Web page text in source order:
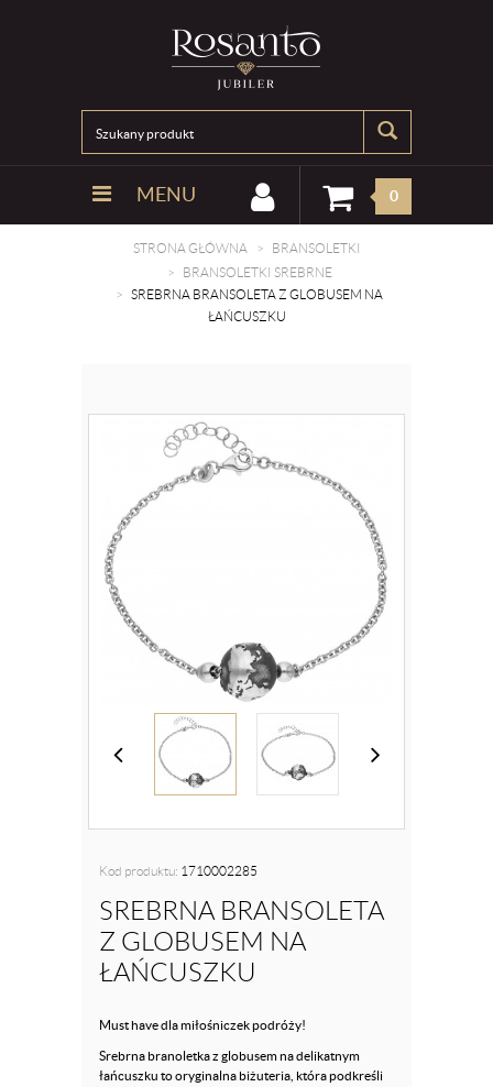
MENU 0
STRONA GŁÓWNA
BRANSOLETKI
BRANSOLETKI SREBRNE
SREBRNA BRANSOLETA Z GLOBUSEM NA
ŁAŃCUSZKU
Kod produktu: 1710002285
SREBRNA BRANSOLETA
Z GLOBUSEM NA
ŁAŃCUSZKU
Must have dla miłośniczek podróży!
Srebrna branoletka z globusem na delikatnym
łańcuszku to oryginalna biżuteria, która podkreśli